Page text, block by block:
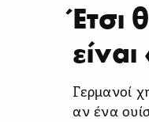
Έτσι
Γερμανοί
αν ένα